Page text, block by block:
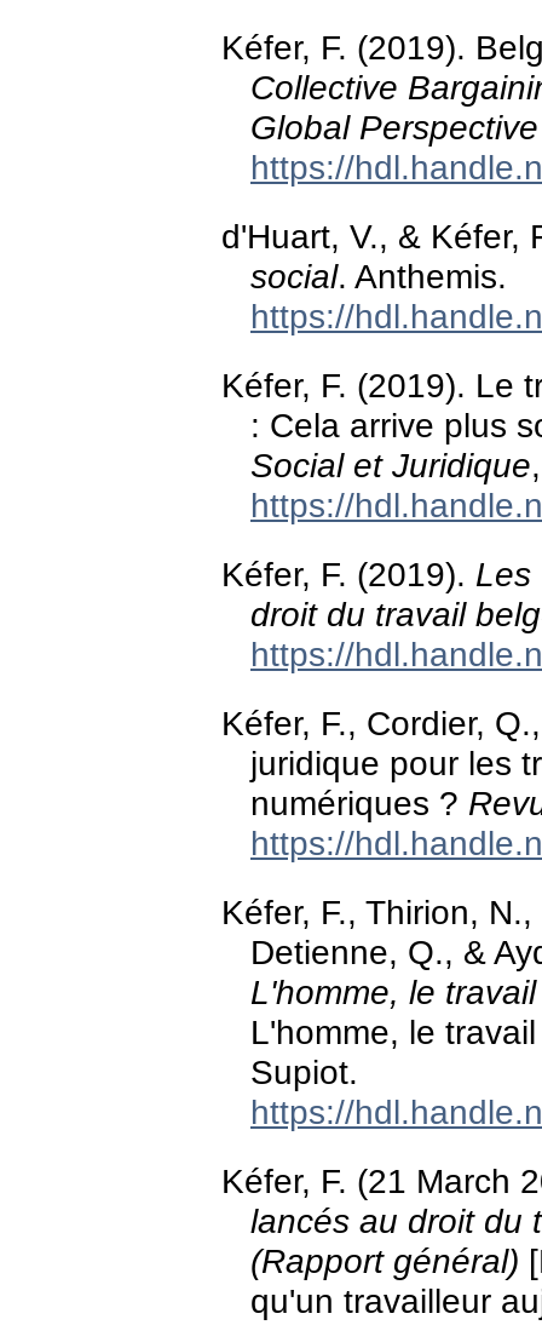
Kéfer, F. (2019).
Collective
Global Perspective
https://
d'Huart, V., & Kéfer,
social. Anthemis.
https://
Kéfer, F. (2019). Le
: Cela arrive plus
Social et Juridique
https://
Kéfer, F. (2019). Les
droit du travail
https://
Kéfer, F., Cordier,
juridique pour les
numériques ?
https://
Kéfer, F., Thirion,
Detienne, Q., &
L'homme, le
L'homme, le
Supiot.
https://
Kéfer, F. (21 March
lancés au droit du
(Rapport général)
qu'un travailleur